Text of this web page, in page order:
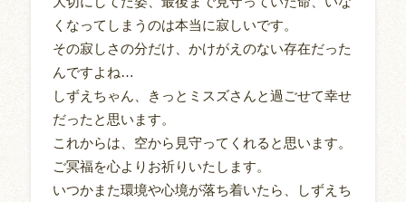
くなってしまうのは本当に寂しいです。
その寂しさの分だけ、かけがえのない存在だった
んですよね…
しずえちゃん、きっとミスズさんと過ごせて幸せ
だったと思います。
これからは、空から見守ってくれると思います。
ご冥福を心よりお祈りいたします。
いつかまた環境や心境が落ち着いたら、しずえち